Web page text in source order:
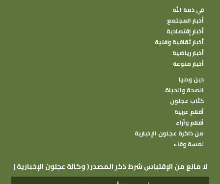
في ذمة الله
أخبار المجتمع
أخبار إقتصادية
أخبار ثقافية وفنية
أخبار رياضية
أخبار منوعة
دين ودنيا
الصحة والحياة
كتًاب عجلون
أقلام عربية
أقلام وأراء
من ذاكرة عجلون الإخبارية
لمسة وفاء
( وكالة عجلون الإخبارية ) لا مانع من الإقتباس شرط ذكر المصدر